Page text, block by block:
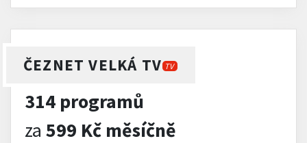
ČEZNET VELKÁ TV TV
314 programů
za 599 Kč měsíčně